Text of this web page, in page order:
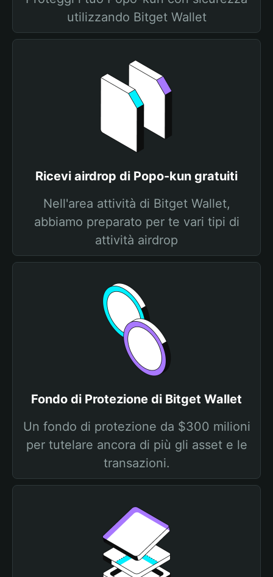
utilizzando Bitget Wallet
Ricevi airdrop di Popo-kun gratuiti
Nell'area attività di Bitget Wallet,
abbiamo preparato per te vari tipi di
attività airdrop
Fondo di Protezione di Bitget Wallet
Un fondo di protezione da $300 milioni
per tutelare ancora di più gli asset e le
transazioni.